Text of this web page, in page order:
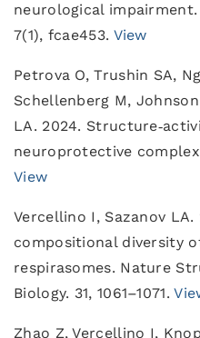
neurological
7(1), fcae453. View
Petrova O, Trushin SA,
Schellenberg M,
LA. 2024.
neuroprotective
View
Vercellino I, Sazanov LA.
compositional diversity
respirasomes. Nature
Biology. 31, 1061–1071.
Zhao Z, Vercellino I,